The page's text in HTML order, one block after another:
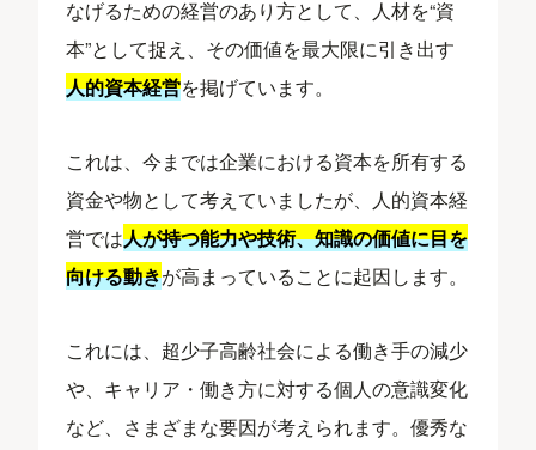
なげるための経営のあり方として、人材を“資
本”として捉え、その価値を最大限に引き出す
人的資本経営を掲げています。
これは、今までは企業における資本を所有する
資金や物として考えていましたが、人的資本経
営では人が持つ能力や技術、知識の価値に目を
向ける動きが高まっていることに起因します。
これには、超少子高齢社会による働き手の減少
や、キャリア・働き方に対する個人の意識変化
など、さまざまな要因が考えられます。優秀な